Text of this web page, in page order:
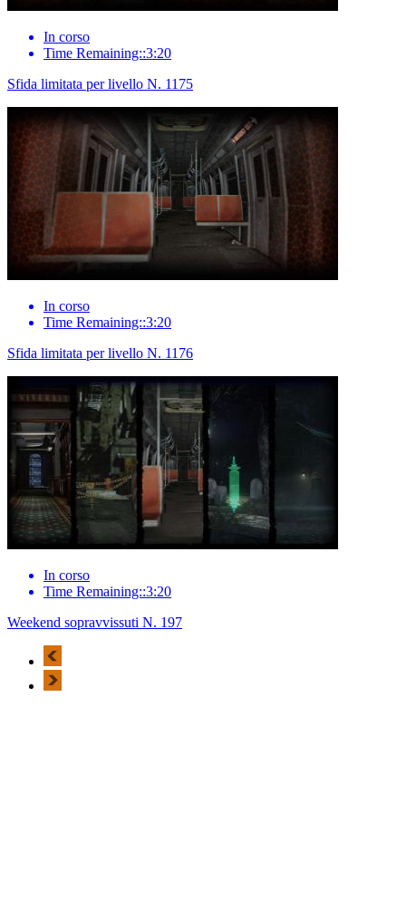
In corso
Time Remaining::3:20
Sfida limitata per livello N. 1175
In corso
Time Remaining::3:20
Sfida limitata per livello N. 1176
In corso
Time Remaining::3:20
Weekend sopravvissuti N. 197